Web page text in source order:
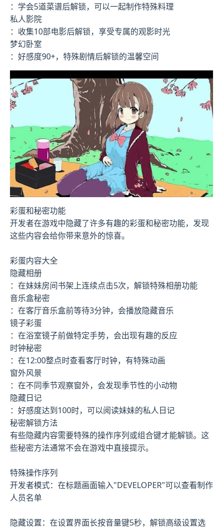
：学会5道菜谱后解锁，可以一起制作特殊料理
私人影院
：收集10部电影后解锁，享受专属的观影时光
梦幻卧室
：好感度90+，特殊剧情后解锁的温馨空间
彩蛋和秘密功能
开发者在游戏中隐藏了许多有趣的彩蛋和秘密功能，发现
这些内容会给你带来意外的惊喜。
彩蛋内容大全
隐藏相册
：在妹妹房间书架上连续点击5次，解锁特殊相册功能
音乐盒秘密
：在客厅音乐盒前等待3分钟，会播放隐藏音乐
镜子彩蛋
：在浴室镜子前做特定手势，会出现有趣的反应
时钟秘密
：在12:00整点时查看客厅时钟，有特殊动画
窗外风景
：在不同季节观察窗外，会发现季节性的小动物
隐藏日记
：好感度达到100时，可以阅读妹妹的私人日记
秘密解锁方法
有些隐藏内容需要特殊的操作序列或组合键才能解锁。这
些秘密方法通常不会在游戏中直接提示。
特殊操作序列
开发者模式：在标题画面输入"DEVELOPER"可以查看制作
人员名单
隐藏设置：在设置界面长按音量键5秒，解锁高级设置选